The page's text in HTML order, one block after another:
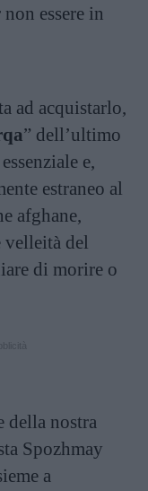
essere in
ad acquistarlo,
” dell’ultimo
e,
estraneo al
afghane,
velleità del
di morire o
della nostra
Spozhmay
a